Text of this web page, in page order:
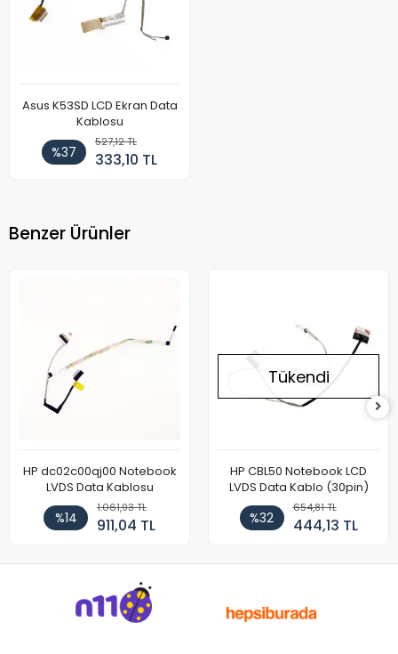
Asus K53SD LCD Ekran Data
Kablosu
%37
527,12 TL
333,10 TL
Benzer Ürünler
HP dc02c00qj00 Notebook
LVDS Data Kablosu
%14
1.061,93 TL
911,04 TL
Tükendi
HP CBL50 Notebook LCD
LVDS Data Kablo (30pin)
%32
654,81 TL
444,13 TL